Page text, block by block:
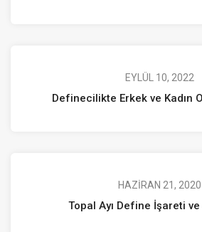
EYLÜL 10, 2022
Definecilikte Erkek ve Kadın
HAZIRAN 21, 2020
Topal Ayı Define İşareti ve